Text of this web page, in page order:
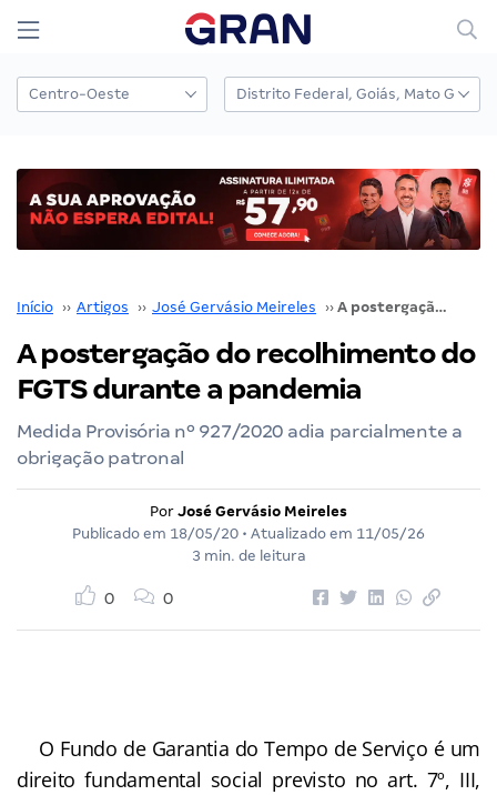
Início ›› Artigos ›› José Gervásio Meireles ›› A postergação do recolhimento do FGTS durante a pandemia
A postergação do recolhimento do
FGTS durante a pandemia
Medida Provisória nº 927/2020 adia parcialmente a
obrigação patronal
Por José Gervásio Meireles
Publicado em 18/05/20 • Atualizado em 11/05/26
3 min. de leitura
0 0
O Fundo de Garantia do Tempo de Serviço é um
direito fundamental social previsto no art. 7º, III,